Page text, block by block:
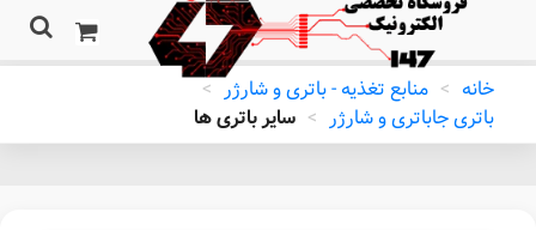
خانه > منابع تغذیه - باتری و شارژر >
باتری جاباتری و شارژر > سایر باتری ها